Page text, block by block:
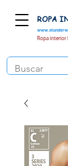
ROPA
Ropa interior